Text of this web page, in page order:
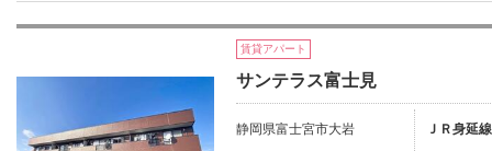
賃貸アパート
サンテラス富士見
静岡県富士宮市大岩 ＪＲ身延